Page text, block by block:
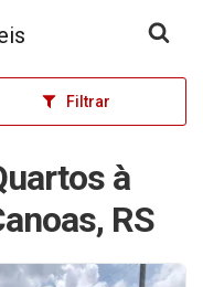
Filtrar
à
RS